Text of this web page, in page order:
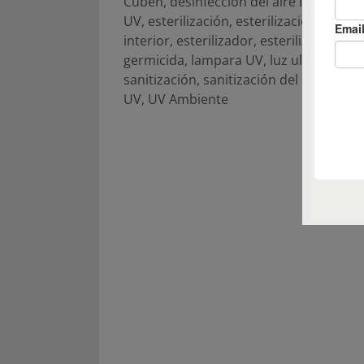
UV, esterilización, esterilización del
interior, esterilizador, esterilizador UV,
germicida, lampara UV, luz ultravioleta
sanitización, sanitización del aire
UV, UV Ambiente